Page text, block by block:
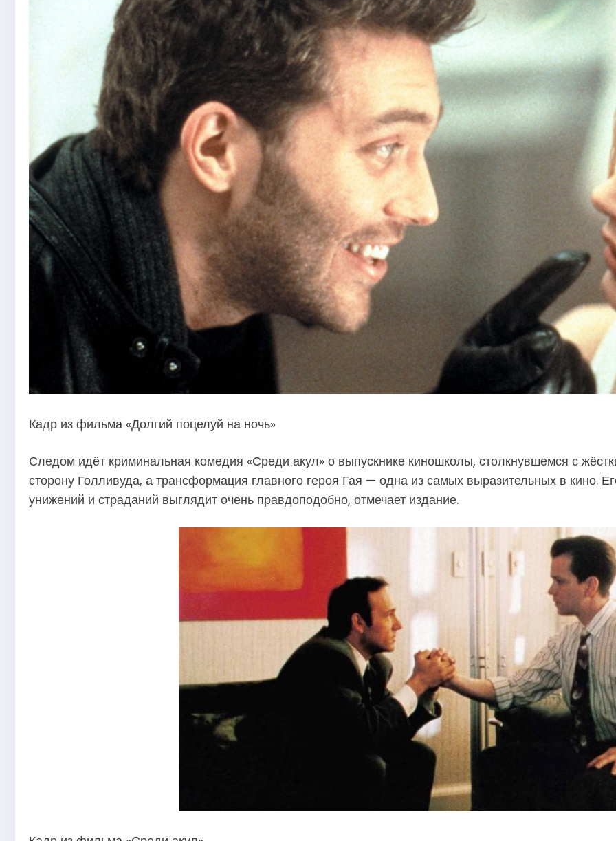
Кадр из фильма «Долгий поцелуй на ночь»
Следом идёт криминальная комедия «Среди акул» о выпускнике киношколы, столкнувшемся с
сторону Голливуда, а трансформация главного героя Гая — одна из самых выразительных в кино.
унижений и страданий выглядит очень правдоподобно, отмечает издание.